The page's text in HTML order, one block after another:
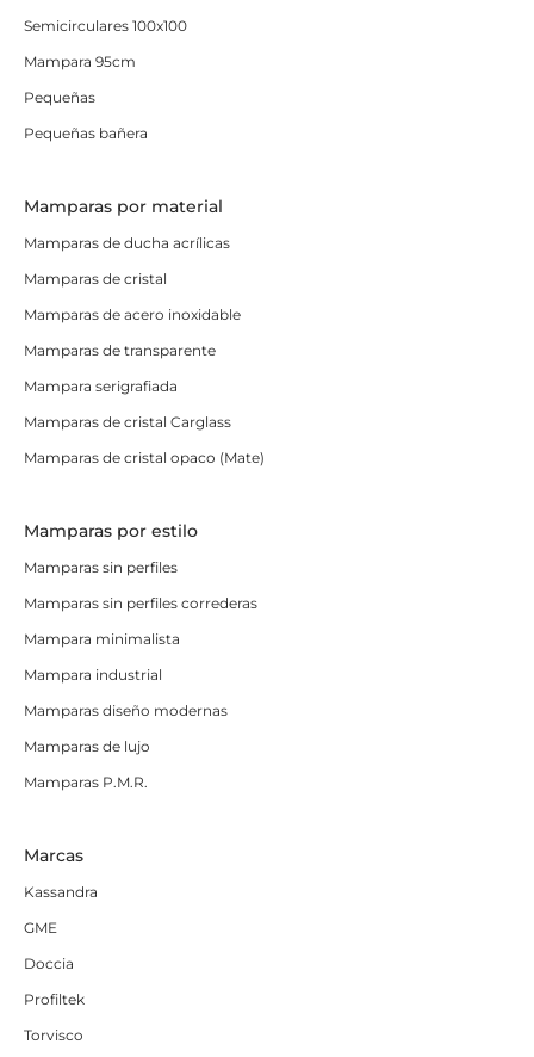
Semicirculares 100x100
Mampara 95cm
Pequeñas
Pequeñas bañera
Mamparas por material
Mamparas de ducha acrílicas
Mamparas de cristal
Mamparas de acero inoxidable
Mamparas de transparente
Mampara serigrafiada
Mamparas de cristal Carglass
Mamparas de cristal opaco (Mate)
Mamparas por estilo
Mamparas sin perfiles
Mamparas sin perfiles correderas
Mampara minimalista
Mampara industrial
Mamparas diseño modernas
Mamparas de lujo
Mamparas P.M.R.
Marcas
Kassandra
GME
Doccia
Profiltek
Torvisco